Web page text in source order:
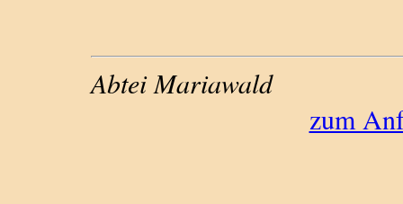
Abtei Mariawald
zum